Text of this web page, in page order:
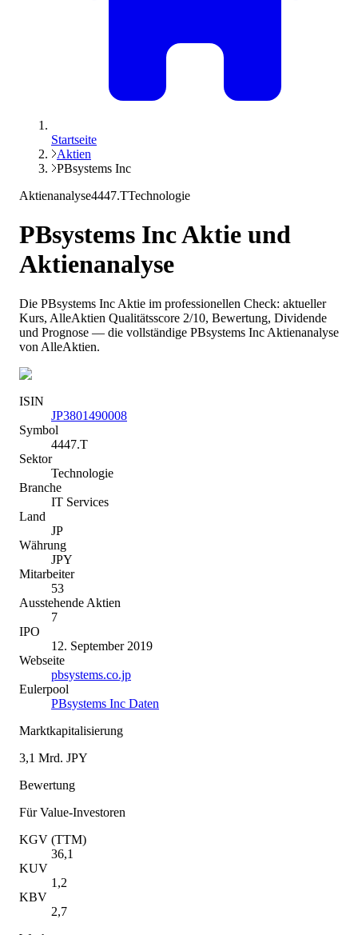
Startseite
Aktien
PBsystems Inc
Aktienanalyse4447.TTechnologie
PBsystems IncAktie und
Aktienanalyse
Die PBsystems Inc Aktie im professionellen Check: aktueller
Kurs, AlleAktien Qualitätsscore 2/10, Bewertung, Dividende
und Prognose — die vollständige PBsystems Inc Aktienanalyse
von AlleAktien.
ISIN
JP3801490008
Symbol
4447.T
Sektor
Technologie
Branche
IT Services
Land
JP
Währung
JPY
Mitarbeiter
53
Ausstehende Aktien
7
IPO
12. September 2019
Webseite
pbsystems.co.jp
Eulerpool
PBsystems Inc Daten
Marktkapitalisierung
3,1 Mrd. JPY
Bewertung
Für Value-Investoren
KGV (TTM)
36,1
KUV
1,2
KBV
2,7